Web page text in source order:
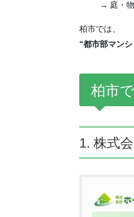
→ 庭・
柏市では、
“都市部マン
柏市
1. 株式